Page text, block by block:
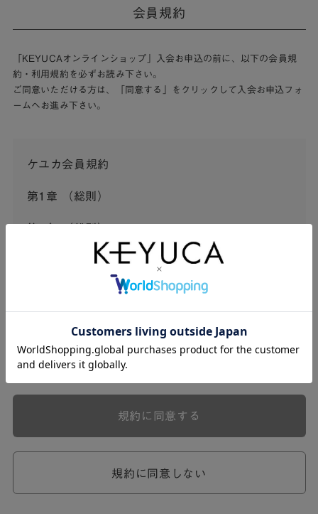
会員規約
「KEYUCAオンラインショップ」入会お申込の前に、以下の会員規
約・利用規約を必ずお読み下さい。
ご同意いただける方は、「同意する」をクリックして入会お申込フォ
ームへお進み下さい。
ケユカ会員規約
第1章 （総則）
この会員規約（以下「本規約」といいます。）は、河淳株
式会社ケユカ事業部（以下「弊社」といいます。）が提供
する一連のサービスに関し、弊社が次条の定めに従い入会
本規約は、会員と弊社との間のサービスの利用に関わる一
切の関係に適用されるものとします。
弊社が一連のサービスを提供するにあたり、本規約のほ
ら個別規定はその名称のいかんに関わらず、本規約の一部
めが優先されるものとします。
規約に同意しない
規約に同意する